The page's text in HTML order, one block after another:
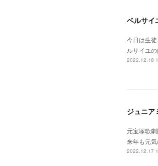
ベルサイ
今日は生
ルサイユ
2022.12.18
ジュニア
元宝塚歌
来年も元
2022.12.17